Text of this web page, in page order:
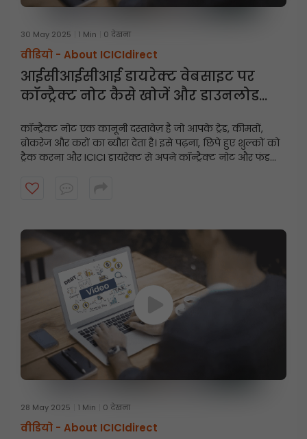
30 May 2025 1 Min 0 देखना
वीडियो - About ICICIdirect
आईसीआईसीआई डायरेक्ट वेबसाइट पर
कॉन्ट्रैक्ट नोट कैसे खोजें और डाउनलोड
कॉन्ट्रैक्ट नोट एक कानूनी दस्तावेज़ है जो आपके ट्रेड, कीमतों,
ब्रोकरेज और करों का ब्यौरा देता है। इसे पढ़ना, छिपे हुए शुल्कों को
ट्रैक करना और ICICI डायरेक्ट से अपने कॉन्ट्रैक्ट नोट और फंड
28 May 2025 1 Min 0 देखना
वीडियो - About ICICIdirect